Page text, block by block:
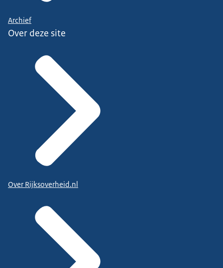
Archief
Over deze site
Over Rijksoverheid.nl